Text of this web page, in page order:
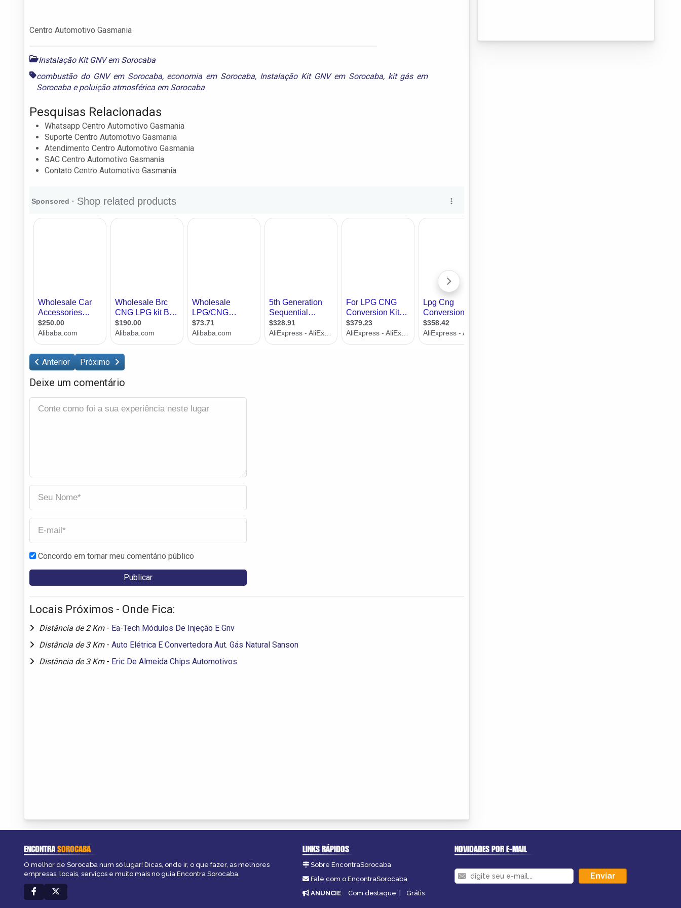
Centro Automotivo Gasmania
Instalação Kit GNV em Sorocaba
combustão do GNV em Sorocaba, economia em Sorocaba, Instalação Kit GNV em Sorocaba, kit gás em
Sorocaba epoluição atmosférica em Sorocaba
Pesquisas Relacionadas
Whatsapp Centro Automotivo Gasmania
Suporte Centro Automotivo Gasmania
Atendimento Centro Automotivo Gasmania
SAC Centro Automotivo Gasmania
Contato Centro Automotivo Gasmania
Anterior Próximo
Deixe um comentário
Concordo em tornar meu comentário público
Locais Próximos - Onde Fica:
Distância de 2 Km - Ea-Tech Módulos De Injeção E Gnv
Distância de 3 Km - Auto Elétrica E Convertedora Aut. Gás Natural Sanson
Distância de 3 Km - Eric De Almeida Chips Automotivos
ENCONTRASOROCABA
O melhor de Sorocaba num só lugar! Dicas, onde ir, o que fazer, as melhores
empresas, locais, serviços e muito mais no guia Encontra Sorocaba.
LINKS RÁPIDOS
Sobre EncontraSorocaba
Fale com o EncontraSorocaba
ANUNCIE: Com destaque | Grátis
NOVIDADES POR E-MAIL